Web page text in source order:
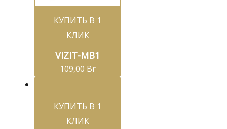
КУПИТЬ В 1
КЛИК
VIZIT-MB1
109,00 Br
КУПИТЬ В 1
КЛИК